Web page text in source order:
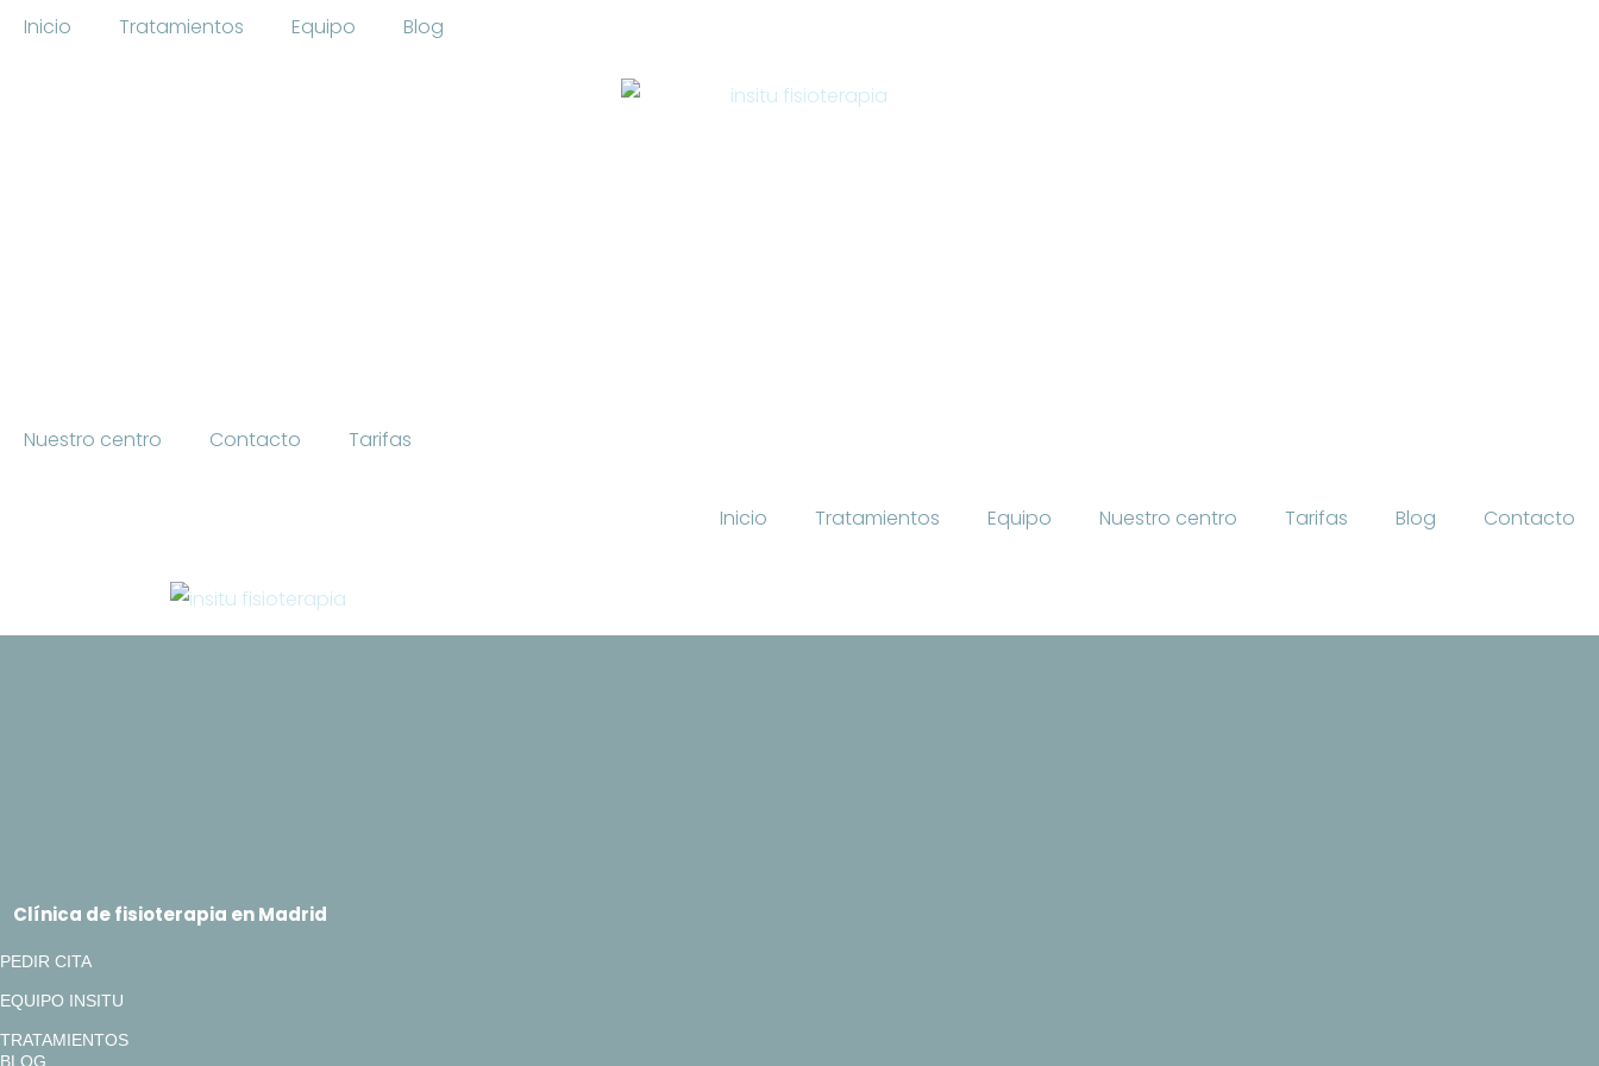
Inicio Tratamientos Equipo Blog
Nuestro centro Contacto Tarifas
Inicio Tratamientos Equipo Nuestro centro Tarifas Blog Contacto
Clínica de fisioterapia en Madrid
PEDIR CITA
EQUIPO INSITU
TRATAMIENTOS
BLOG